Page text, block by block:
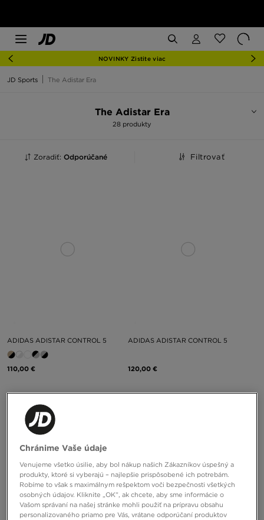
NOVINKY Zistite viac
JD Sports The Adistar Era
The Adistar Era
28 produkty
Zoradiť: Odporúčané Filtrovať
ADIDAS ADISTAR CONTROL 5
110,00 €
ADIDAS ADISTAR CONTROL 5
120,00 €
Chránime Vaše údaje
Venujeme všetko úsilie, aby bol nákup našich Zákazníkov úspešný a
produkty, ktoré si vyberajú – najlepšie prispôsobené ich potrebám.
Robíme to však s maximálnym rešpektom voči bezpečnosti všetkých
osobných údajov. Kliknite „OK”, ak chcete, aby sme informácie o
Vašom správaní na našej stránke mohli použiť na prípravu obsahu
personalizovaného priamo pre Vás, vrátane odporúčaní produktov